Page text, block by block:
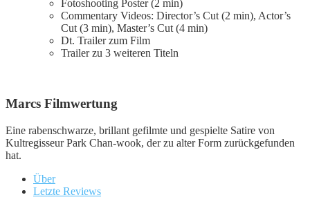
Fotoshooting Poster (2 min)
Commentary Videos: Director’s Cut (2 min), Actor’s
Cut (3 min), Master’s Cut (4 min)
Dt. Trailer zum Film
Trailer zu 3 weiteren Titeln
Marcs Filmwertung
Eine rabenschwarze, brillant gefilmte und gespielte Satire von
Kultregisseur Park Chan-wook, der zu alter Form zurückgefunden
hat.
Über
Letzte Reviews